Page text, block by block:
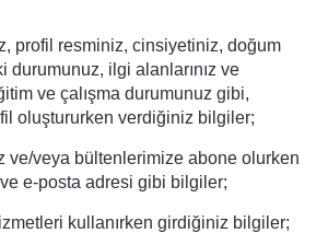
profil resminiz, cinsiyetiniz, doğum
durumunuz, ilgi alanlarınız ve
ve çalışma durumunuz gibi,
oluştururken verdiğiniz bilgiler;
ve/veya bültenlerimize abone olurken
e-posta adresi gibi bilgiler;
kullanırken girdiğiniz bilgiler;